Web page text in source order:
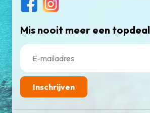
Mis nooit meer een
Inschrijven